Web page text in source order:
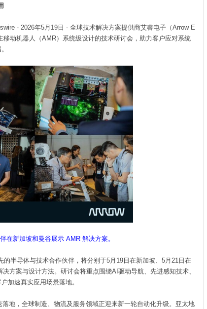
- 2026年5月19日 - 全球技术解决方案提供商艾睿电子（Arrow E
动机器人（AMR）系统级设计的技术研讨会，助力客户应对系统
在新加坡和曼谷展示 AMR 解决方案。
导体与技术合作伙伴，将分别于5月19日在新加坡、5月21日在
方案与设计方法。研讨会将重点围绕AI驱动导航、先进感知技术、
加速真实应用场景落地。
，全球制造、物流及服务领域正迎来新一轮自动化升级。亚太地